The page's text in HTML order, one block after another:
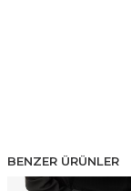
BENZER ÜRÜNLER